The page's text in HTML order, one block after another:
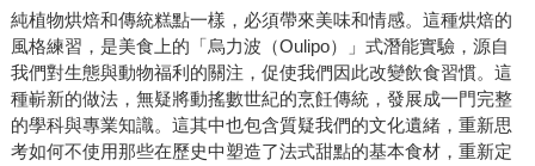
純植物烘焙和傳統糕點一樣，必須帶來美味和情感。這種烘焙的
風格練習，是美食上的「烏力波（Oulipo）」式潛能實驗，源自
我們對生態與動物福利的關注，促使我們因此改變飲食習慣。這
種嶄新的做法，無疑將動搖數世紀的烹飪傳統，發展成一門完整
的學科與專業知識。這其中也包含質疑我們的文化遺緒，重新思
考如何不使用那些在歷史中塑造了法式甜點的基本食材，重新定